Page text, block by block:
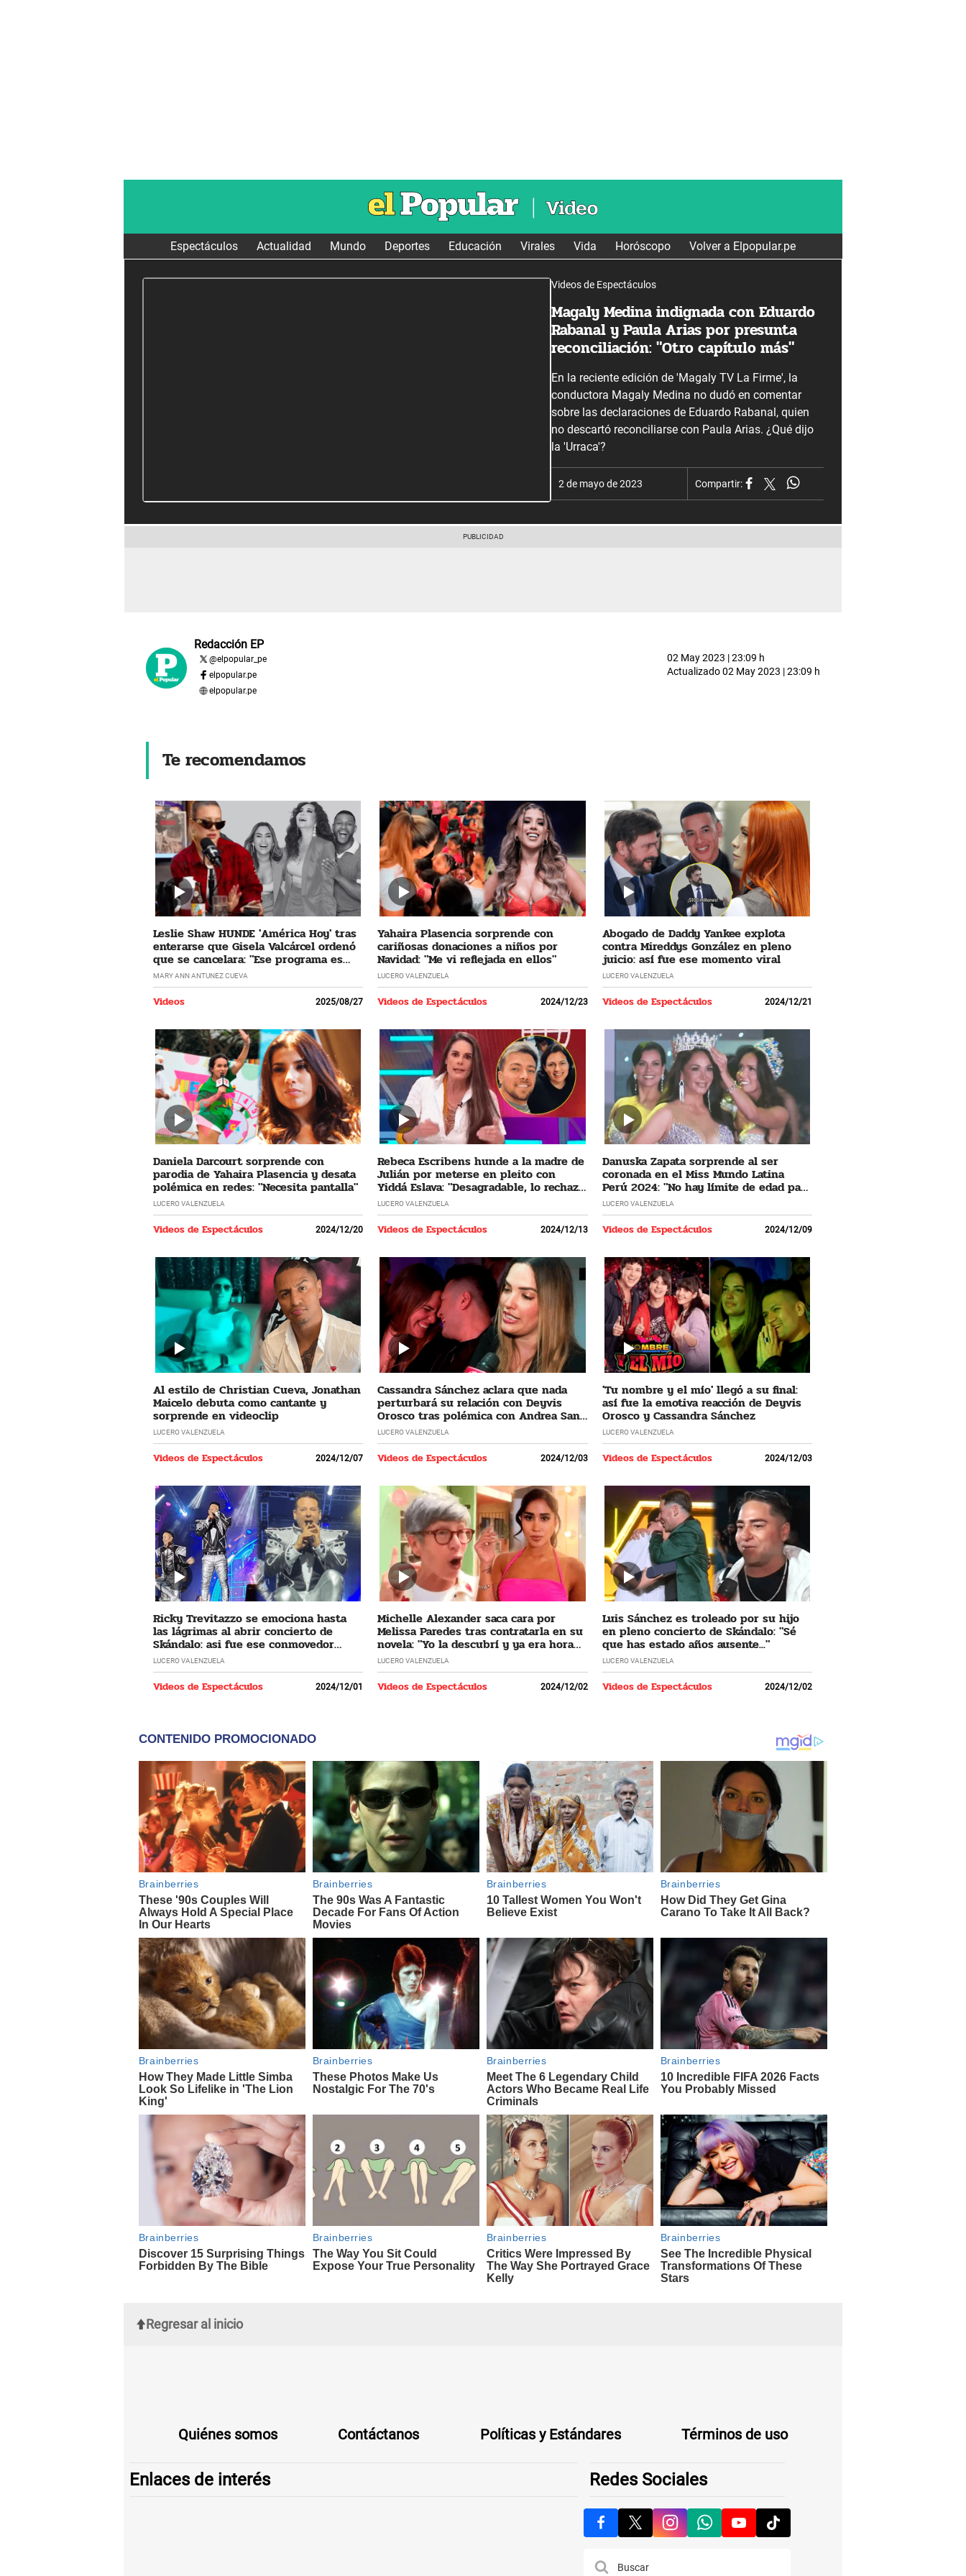
Espectáculos Actualidad Mundo Deportes Educación Virales Vida Horóscopo Volver a Elpopular.pe
Videos de Espectáculos
Magaly Medina indignada con Eduardo
Rabanal y Paula Arias por presunta
reconciliación: "Otro capítulo más"
En la reciente edición de 'Magaly TV La Firme', la
conductora Magaly Medina no dudó en comentar
sobre las declaraciones de Eduardo Rabanal, quien
no descartó reconciliarse con Paula Arias. ¿Qué dijo
la 'Urraca'?
2 de mayo de 2023 Compartir:
Redacción EP
@elpopular_pe
elpopular.pe
elpopular.pe
02 May 2023 | 23:09 h
Actualizado02 May 2023 | 23:09 h
Te recomendamos
Leslie Shaw HUNDE 'América Hoy' tras
enterarse que Gisela Valcárcel ordenó
que se cancelara: "Ese programa es
horrible"
MARY ANN ANTUNEZ CUEVA
Videos 2025/08/27
Yahaira Plasencia sorprende con
cariñosas donaciones a niños por
Navidad: "Me vi reflejada en ellos"
LUCERO VALENZUELA
Videos de Espectáculos 2024/12/23
Abogado de Daddy Yankee explota
contra Mireddys González en pleno
juicio: así fue ese momento viral
LUCERO VALENZUELA
Videos de Espectáculos 2024/12/21
Daniela Darcourt sorprende con
parodia de Yahaira Plasencia y desata
polémica en redes: "Necesita pantalla"
LUCERO VALENZUELA
Videos de Espectáculos 2024/12/20
Rebeca Escribens hunde a la madre de
Julián por meterse en pleito con
Yiddá Eslava: "Desagradable, lo rechazo
profundamente"
LUCERO VALENZUELA
Videos de Espectáculos 2024/12/13
Danuska Zapata sorprende al ser
coronada en el Miss Mundo Latina
Perú 2024: "No hay límite de edad para
cumplir los sueños"
LUCERO VALENZUELA
Videos de Espectáculos 2024/12/09
Al estilo de Christian Cueva, Jonathan
Maicelo debuta como cantante y
sorprende en videoclip
LUCERO VALENZUELA
Videos de Espectáculos 2024/12/07
Cassandra Sánchez aclara que nada
perturbará su relación con Deyvis
Orosco tras polémica con Andrea San
Martín
LUCERO VALENZUELA
Videos de Espectáculos 2024/12/03
'Tu nombre y el mío' llegó a su final:
así fue la emotiva reacción de Deyvis
Orosco y Cassandra Sánchez
LUCERO VALENZUELA
Videos de Espectáculos 2024/12/03
Ricky Trevitazzo se emociona hasta
las lágrimas al abrir concierto de
Skándalo: asi fue ese conmovedor
momento
LUCERO VALENZUELA
Videos de Espectáculos 2024/12/01
Michelle Alexander saca cara por
Melissa Paredes tras contratarla en su
novela: "Yo la descubrí y ya era hora
que regrese"
LUCERO VALENZUELA
Videos de Espectáculos 2024/12/02
Luis Sánchez es troleado por su hijo
en pleno concierto de Skándalo: "Sé
que has estado años ausente..."
LUCERO VALENZUELA
Videos de Espectáculos 2024/12/02
Regresar al inicio
Quiénes somos Contáctanos Políticas y Estándares Términos de uso
Enlaces de interés Redes Sociales